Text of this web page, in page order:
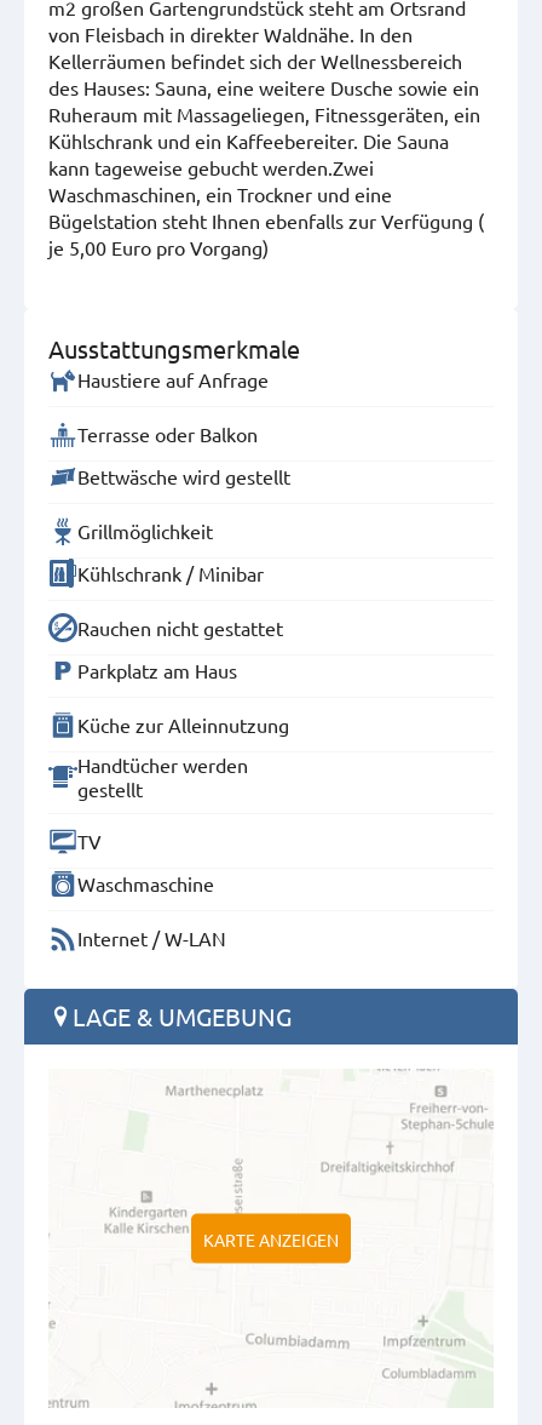
m2 großen Gartengrundstück steht am Ortsrand
von Fleisbach in direkter Waldnähe. In den
Kellerräumen befindet sich der Wellnessbereich
des Hauses: Sauna, eine weitere Dusche sowie ein
Ruheraum mit Massageliegen, Fitnessgeräten, ein
Kühlschrank und ein Kaffeebereiter. Die Sauna
kann tageweise gebucht werden.Zwei
Waschmaschinen, ein Trockner und eine
Bügelstation steht Ihnen ebenfalls zur Verfügung (
je 5,00 Euro pro Vorgang)
Ausstattungsmerkmale
Haustiere auf Anfrage
Terrasse oder Balkon
Bettwäsche wird gestellt
Grillmöglichkeit
Kühlschrank / Minibar
Rauchen nicht gestattet
Parkplatz am Haus
Küche zur Alleinnutzung
Handtücher werden
gestellt
TV
Waschmaschine
Internet / W-LAN
LAGE & UMGEBUNG
KARTE ANZEIGEN